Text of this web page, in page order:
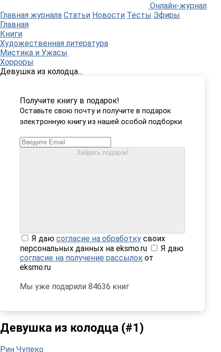
Онлайн-журнал
Главная журнала Статьи Новости Тесты Эфиры
Главная
Книги
Художественная литература
Мистика и Ужасы
Хорроры
Девушка из колодца...
Получите книгу в подарок!
Оставьте свою почту и получите в подарок
электронную книгу из нашей особой подборки
Забрать подарок!
Я даю согласие на обработку своих
персональных данных на eksmo.ru
Я даю
согласие на получение рассылок от
eksmo.ru
Мы уже подарили 84636 книг
Девушка из колодца (#1)
Рин Чупеко